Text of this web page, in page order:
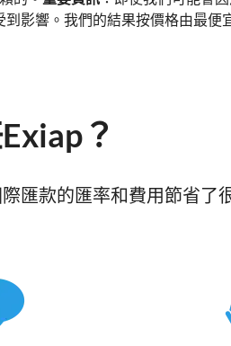
影響。我們的結果按價格由最便
？
匯款的匯率和費用節省了